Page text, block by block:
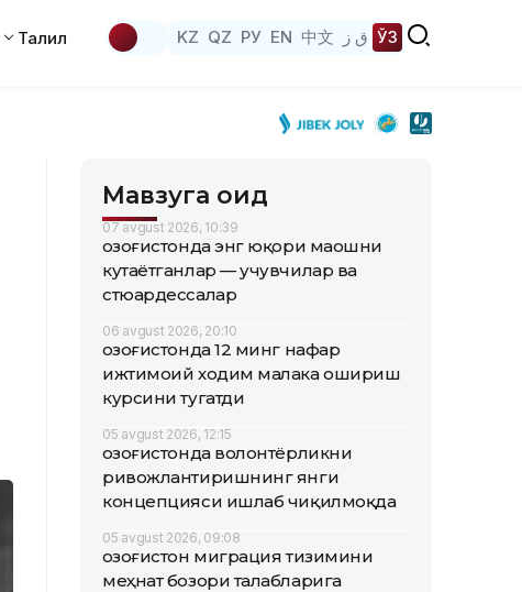
Таҳлил KZ QZ РУ EN 中文 ق ز ЎЗ
Мавзуга оид
07 avgust 2026, 10:39
Қозоғистонда энг юқори маошни
кутаётганлар — учувчилар ва
стюардессалар
06 avgust 2026, 20:10
Қозоғистонда 12 минг нафар
ижтимоий ходим малака ошириш
курсини тугатди
05 avgust 2026, 12:15
Қозоғистонда волонтёрликни
ривожлантиришнинг янги
концепцияси ишлаб чиқилмоқда
05 avgust 2026, 09:08
Қозоғистон миграция тизимини
меҳнат бозори талабларига